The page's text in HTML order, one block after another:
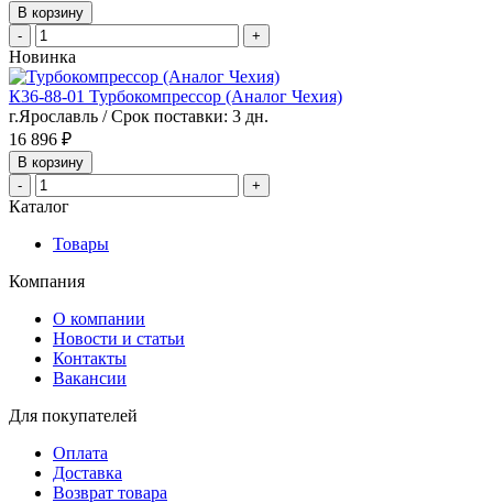
В корзину
-
+
Новинка
К36-88-01 Турбокомпрессор (Аналог Чехия)
г.Ярославль / Срок поставки: 3 дн.
16 896 ₽
В корзину
-
+
Каталог
Товары
Компания
О компании
Новости и статьи
Контакты
Вакансии
Для покупателей
Оплата
Доставка
Возврат товара